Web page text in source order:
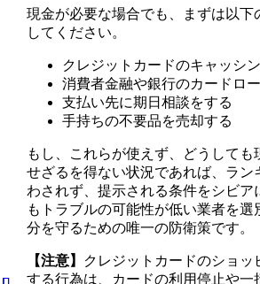
現金が必要な場合でも、まずは以下
してください。
クレジットカードのキャッシ
消費者金融や銀行のカードロ
支払い先に期日相談をする
手持ちの不要品を売却する
もし、これらが使えず、どうしても
せざるを得ない状況であれば、ラン
わされず、提示される条件をシビア
もトラブルの可能性が低い業者を選
分を守るための唯一の防衛策です。
【注意】 クレジットカードのショッ
する行為は、カードの利用停止や一